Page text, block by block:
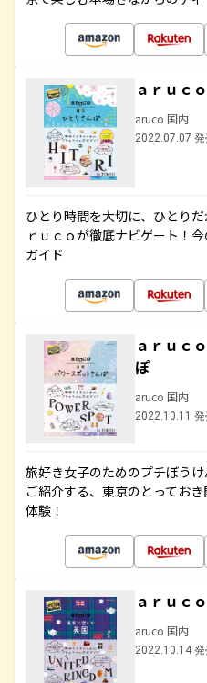
ａｒｕｃ
aruco 国内
2022.07.07
ひとり時間を大切に、ひとり
ｒｕｃｏが徹底ナビゲート！
ガイド
ａｒｕｃ
ぽ
aruco 国内
2022.10.11
旅好き女子のためのプチぼう
ご紹介する、東京のとってお
体験！
ａｒｕｃ
aruco 国内
2022.10.14